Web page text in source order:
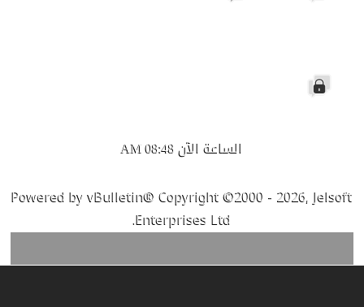
الساعة الآن 08:48 AM
Powered by vBulletin® Copyright ©2000 - 2026, Jelsoft
Enterprises Ltd.